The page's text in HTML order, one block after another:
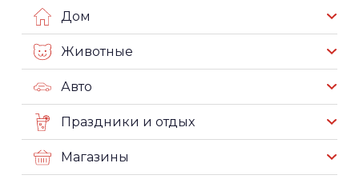
Дом
Животные
Авто
Праздники и отдых
Магазины